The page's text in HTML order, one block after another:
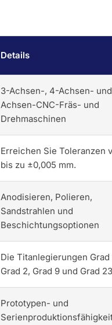
Details
3-Achsen-, 4-Achsen-
Achsen-CNC-Fräs- und
Drehmaschinen
Erreichen Sie Toleranzen
bis zu ±0,005 mm.
Anodisieren, Polieren,
Sandstrahlen und
Beschichtungsoptionen
Die Titanlegierungen Grad
Grad 2, Grad 9 und Grad
Prototypen- und